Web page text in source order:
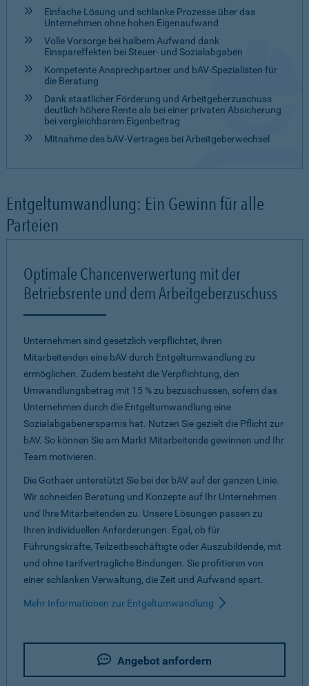
Einfache Lösung und schlanke Prozesse über das
Unternehmen ohne hohen Eigenaufwand
Volle Vorsorge bei halbem Aufwand dank
Einspareffekten bei Steuer- und Sozialabgaben
Kompetente Ansprechpartner und bAV-Spezialisten für
die Beratung
Dank staatlicher Förderung und Arbeitgeberzuschuss
deutlich höhere Rente als bei einer privaten Absicherung
bei vergleichbarem Eigenbeitrag
Mitnahme des bAV-Vertrages bei Arbeitgeberwechsel
Entgeltumwandlung: Ein Gewinn für alle
Parteien
Optimale Chancenverwertung mit der
Betriebsrente und dem Arbeitgeberzuschuss
Unternehmen sind gesetzlich verpflichtet, ihren
Mitarbeitenden eine bAV durch Entgeltumwandlung zu
ermöglichen. Zudem besteht die Verpflichtung, den
Umwandlungsbetrag mit 15 % zu bezuschussen, sofern das
Unternehmen durch die Entgeltumwandlung eine
Sozialabgabenersparnis hat. Nutzen Sie gezielt die Pflicht zur
bAV. So können Sie am Markt Mitarbeitende gewinnen und Ihr
Team motivieren.
Die Gothaer unterstützt Sie bei der bAV auf der ganzen Linie.
Wir schneiden Beratung und Konzepte auf Ihr Unternehmen
und Ihre Mitarbeitenden zu. Unsere Lösungen passen zu
Ihren individuellen Anforderungen. Egal, ob für
Führungskräfte, Teilzeitbeschäftigte oder Auszubildende, mit
und ohne tarifvertragliche Bindungen. Sie profitieren von
einer schlanken Verwaltung, die Zeit und Aufwand spart.
Mehr Informationen zur Entgeltumwandlung
Angebot anfordern